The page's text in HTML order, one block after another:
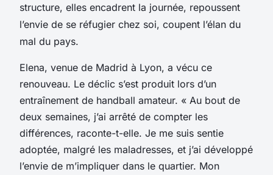
structure, elles encadrent la journée, repoussent
l’envie de se réfugier chez soi, coupent l’élan du
mal du pays.
Elena, venue de Madrid à Lyon, a vécu ce
renouveau. Le déclic s’est produit lors d’un
entraînement de handball amateur. « Au bout de
deux semaines, j’ai arrêté de compter les
différences, raconte-t-elle. Je me suis sentie
adoptée, malgré les maladresses, et j’ai développé
l’envie de m’impliquer dans le quartier. Mon